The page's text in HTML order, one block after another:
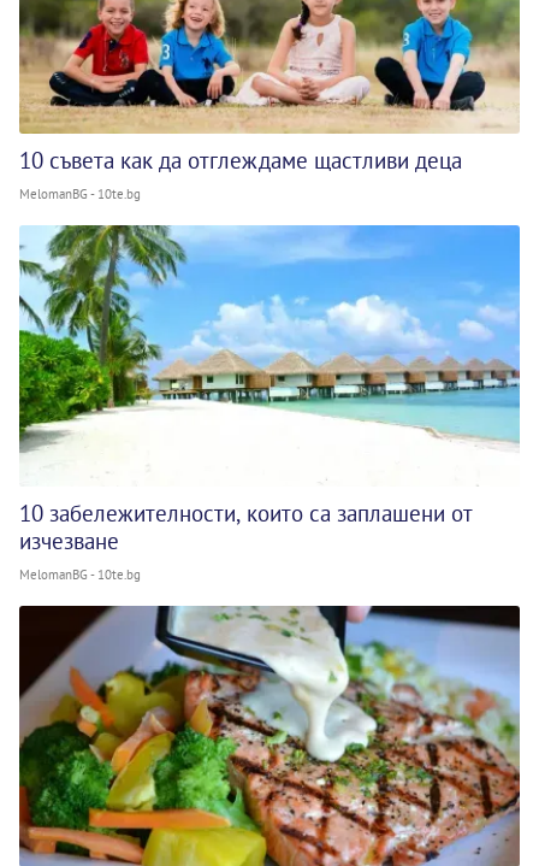
10 съвета как да отглеждаме щастливи деца
MelomanBG - 10te.bg
10 забележителности, които са заплашени от
изчезване
MelomanBG - 10te.bg